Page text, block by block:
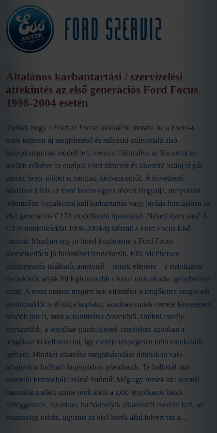
Általános karbantartási / szervizelési
áttekintés az első generációs Ford Focus
1998-2004 esetén
Tudtad, hogy a Ford az Escort utódaként mutatta be a Focus-t,
mely teljesen új megjelenésű és műszaki színvonalú alsó
középkategóriás modell lett, messze fölülmúlva az Escort-ot és
tovább erősítve az európai Ford hírnevét és sikereit? Szánj rá pár
percet, hogy többet is megtudj kedvencedről. A következő
általános leírás az Ford Focus egyes részeit tárgyalja, melyekkel
jellemzően foglalkozni kell karbantartás vagy javítás formájában az
első generációs C170 modellkódú típusoknál. Neked ilyen van? A
C170 modellkóddal 1998-2004-ig készült a Ford Focus Első
futómű: Mindjárt egy jó hírrel kezdeném: a Ford Focus
kiemelkedően jó futóművel rendelkezik. Elöl McPherson
felfüggesztés található, amelynél – ennek ellenére – a stabilizátor
összekötők adják föl leghamarabb a hazai utak okozta igénybevétel
miatt. A rossz utakon megtett sok kilométer a lengőkarra szegecselt
gömbcsuklót is el tudja koptatni, azonban ennek cseréje lényegesen
később jön el, mint a stabilizátor összekötő. Utóbbi cseréje
egyszerűbb, a lengőkar gömbfejének cseréjéhez azonban a
lengőkart ki kell szerelni, így cseréje lényegesen több munkaidőt
igényel. Mindkét alkatrész meghibásodása úthibákon való
áthajtáskor hallható kopogásban jelentkezik. Te hallottál már
hasonlót Fordodból? Hátsó futómű: Még egy remek hír: normál
használat mellett szinte örök életű a több lengőkaros hátsó
felfüggesztés. Azonban, ha bármelyik alkatrészét cserélni kell, az
viszonylag nehéz, ugyanis az első kerék által felvert víz a…